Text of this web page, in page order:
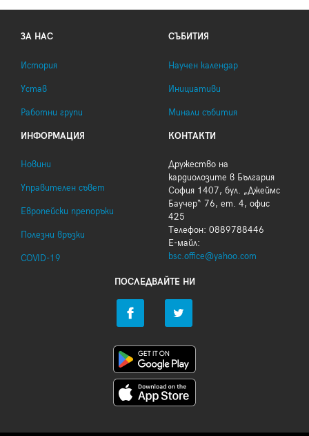
ЗА НАС
История
Устав
Работни групи
СЪБИТИЯ
Научен календар
Инициативи
Минали събития
ИНФОРМАЦИЯ
Новини
Управителен съвет
Европейски препоръки
Полезни връзки
COVID-19
КОНТАКТИ
Дружество на
кардиолозите в България
София 1407, бул. „Джеймс
Баучер“ 76, ет. 4, офис
425
Телефон: 0889788446
Е-майл:
bsc.office@yahoo.com
ПОСЛЕДВАЙТЕ НИ